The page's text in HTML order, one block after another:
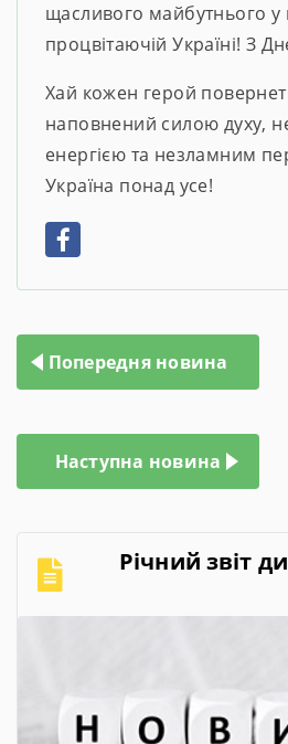
щасливого майбутнього у
процвітаючій Україні! З
Хай кожен герой
наповнений силою духу,
енергією та незламним
Україна понад усе!
Навігація
записів
Попередня новина
Наступна новина
Річний звіт